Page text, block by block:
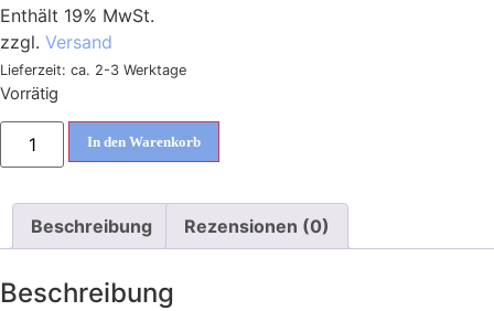
Enthält 19% MwSt.
zzgl. Versand
Lieferzeit: ca. 2-3 Werktage
Vorrätig
Probe
Büsumer
Friese
In den Warenkorb
Beschreibung Rezensionen (0)
Beschreibung